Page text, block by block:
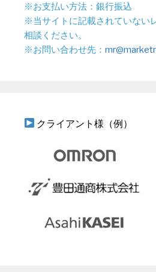
※お支払い方法：銀行振込
※当サイトに記載されていない
相談ください。
※お問い合わせ先：
クライアント様（例）